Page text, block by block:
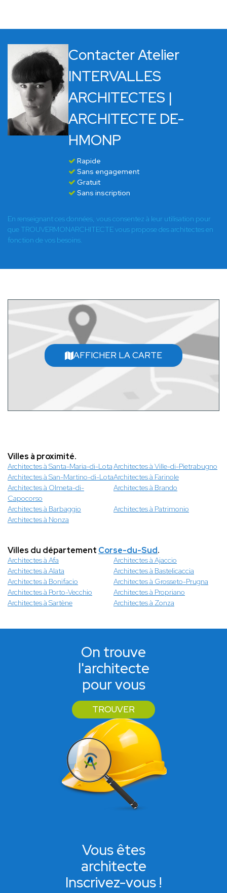
Contacter Atelier
INTERVALLES
ARCHITECTES |
ARCHITECTE DE-
HMONP
Rapide
Sans engagement
Gratuit
Sans inscription
En renseignant ces données, vous consentez à leur utilisation pour
que TROUVERMONARCHITECTE vous propose des architectes en
fonction de vos besoins.
AFFICHER LA CARTE
Villes à proximité.
Architectes à Santa-Maria-di-LotaArchitectes à Ville-di-Pietrabugno
Architectes à San-Martino-di-LotaArchitectes à Farinole
Architectes à Olmeta-di-
Capocorso
Architectes à Brando
Architectes à Barbaggio
Architectes à Patrimonio
Architectes à Nonza
Villes du département Corse-du-Sud.
Architectes à Afa
Architectes à Ajaccio
Architectes à Alata
Architectes à Bastelicaccia
Architectes à Bonifacio
Architectes à Grosseto-Prugna
Architectes à Porto-Vecchio
Architectes à Propriano
Architectes à Sartène
Architectes à Zonza
On trouve
l'architecte
pour vous
TROUVER
Vous êtes
architecte
Inscrivez-vous !